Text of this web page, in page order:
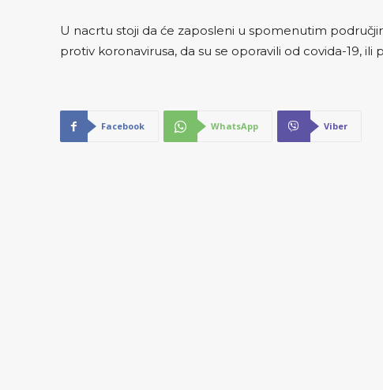
U nacrtu stoji da će zaposleni u spomenutim
protiv koronavirusa, da su se oporavili od covida-19,
Facebook WhatsApp Viber